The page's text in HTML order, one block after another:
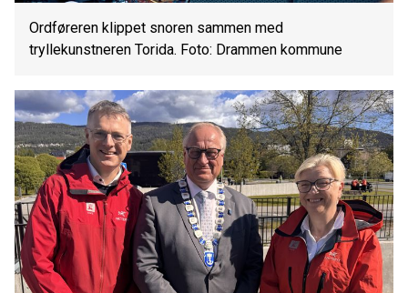
Ordføreren klippet snoren sammen med
tryllekunstneren Torida. Foto: Drammen kommune